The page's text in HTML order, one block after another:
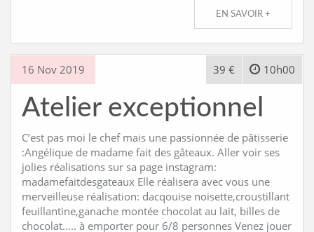
EN SAVOIR +
16 Nov 2019 10h00
39 €
Atelier exceptionnel
C’est pas moi le chef mais une passionnée de pâtisserie
:Angélique de madame fait des gâteaux. Aller voir ses
jolies réalisations sur sa page instagram:
madamefaitdesgateaux Elle réalisera avec vous une
merveilleuse réalisation: dacqouise noisette,croustillant
feuillantine,ganache montée chocolat au lait, billes de
chocolat….. à emporter pour 6/8 personnes Venez jouer